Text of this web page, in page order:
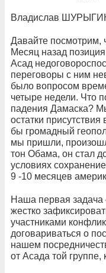
Владислав
Давайте посмотрим,
Месяц назад
Асад
переговоры с ним
было вопросом
четыре недели. Что
падения Дамаска?
остатки
бы громадный
мы пришли,
тон Обама, он стал
условиях
9 -10 месяцев
Наша первая
жестко
участниками
договариваться о
нашем
от Асада той группе,